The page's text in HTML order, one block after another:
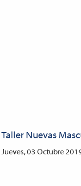
Taller Nuevas
Jueves, 03 Octubre